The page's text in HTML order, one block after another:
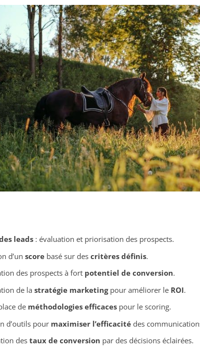
leads: évaluation et priorisation des prospects.
d’un scorebasé sur des critères définis.
des prospects à fort potentiel de conversion.
de la stratégie marketingpour améliorer le ROI.
de méthodologies efficacespour le scoring.
d’outils pour maximiser l’efficacitédes
des taux de conversion par des décisions éclairées.